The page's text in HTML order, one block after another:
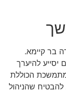
בר קיימא.
יסייע להיערך
מתמשכת הכוללת
להבטיח שהניהול